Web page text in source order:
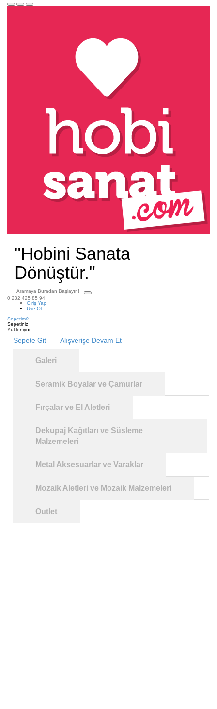
"Hobini Sanata
Dönüştür."
0 232 425 85 94
Giriş Yap
Üye Ol
Sepetim0
Sepetiniz
Yükleniyor...
Sepete Git Alışverişe Devam Et
Galeri
Seramik Boyalar ve Çamurlar
Fırçalar ve El Aletleri
Dekupaj Kağıtları ve Süsleme
Malzemeleri
Metal Aksesuarlar ve Varaklar
Mozaik Aletleri ve Mozaik Malzemeleri
Outlet